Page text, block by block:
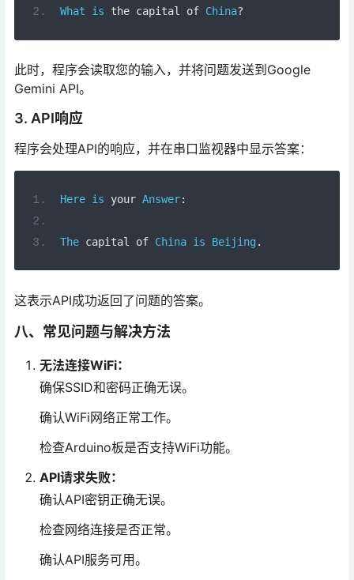
What is the capital of China?
此时，程序会读取您的输入，并将问题发送到Google
Gemini API。
3. API响应
程序会处理API的响应，并在串口监视器中显示答案：
Here is your Answer:
The capital of China is Beijing .
这表示API成功返回了问题的答案。
八、常见问题与解决方法
无法连接WiFi：
确保SSID和密码正确无误。
确认WiFi网络正常工作。
检查Arduino板是否支持WiFi功能。
API请求失败：
确认API密钥正确无误。
检查网络连接是否正常。
确认API服务可用。